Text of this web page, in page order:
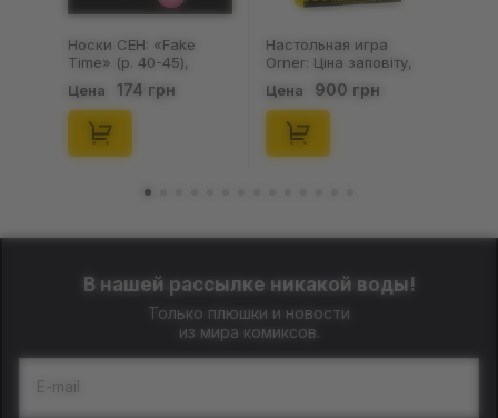
Носки CEH: «Fake
Time» (р. 40-45),
Цена 174 грн
Настольная игра
Orner: Ціна заповіту,
(253755)
Цена 900 грн
В нашей рассылке никакой воды!
Только плюшки и новости
из мира комиксов.
E-mail